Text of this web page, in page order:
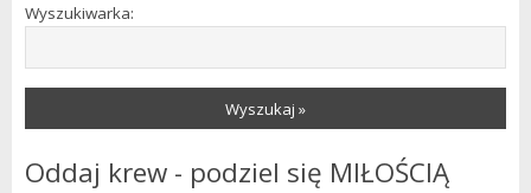
Wyszukiwarka:
Wyszukaj »
Oddaj krew - podziel się MIŁOŚCIĄ